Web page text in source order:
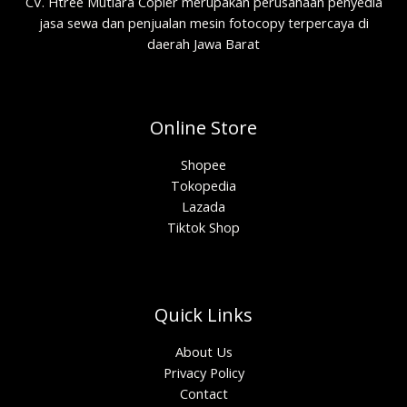
jasa sewa dan penjualan mesin fotocopy terpercaya di
daerah Jawa Barat
Online Store
Shopee
Tokopedia
Lazada
Tiktok Shop
Quick Links
About Us
Privacy Policy
Contact